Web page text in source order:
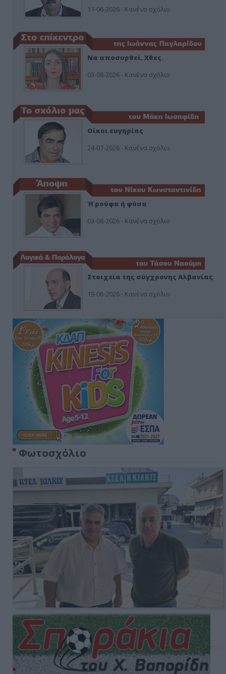
11-06-2026 - Κανένα σχόλιο
Να αποσυρθεί. Χθες.
03-08-2026 - Κανένα σχόλιο
Οίκοι ευγηρίας
24-07-2026 - Κανένα σχόλιο
Ή ρούφα ή φύσα
03-08-2026 - Κανένα σχόλιο
Στοιχεία της σύγχρονης Αλβανίας
19-06-2026 - Κανένα σχόλιο
Φωτοσχόλιο